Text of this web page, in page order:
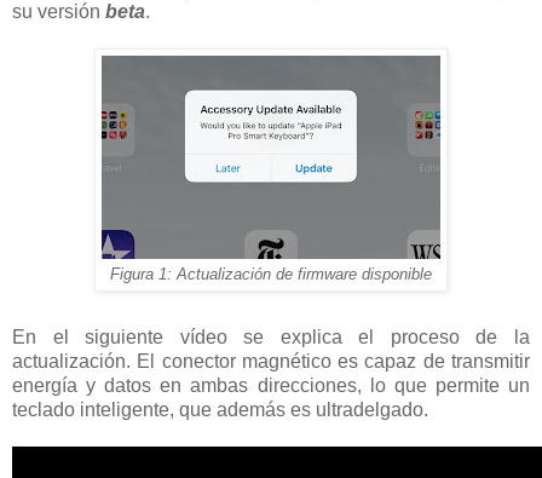
su versión beta.
Figura 1: Actualización de firmware disponible
En el siguiente vídeo se explica el proceso de la
actualización. El conector magnético es capaz de transmitir
energía y datos en ambas direcciones, lo que permite un
teclado inteligente, que además es ultradelgado.